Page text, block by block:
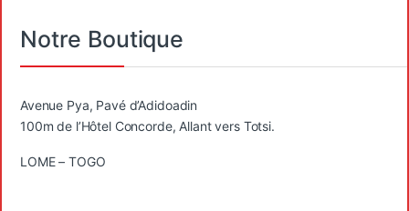
Notre Boutique
Avenue Pya, Pavé d’Adidoadin
100m de l’Hôtel Concorde, Allant vers Totsi.
LOME – TOGO